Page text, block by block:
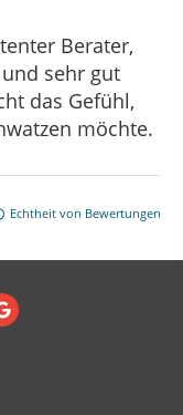
Berater,
sehr gut
das Gefühl,
möchte.
Echtheit von Bewertungen